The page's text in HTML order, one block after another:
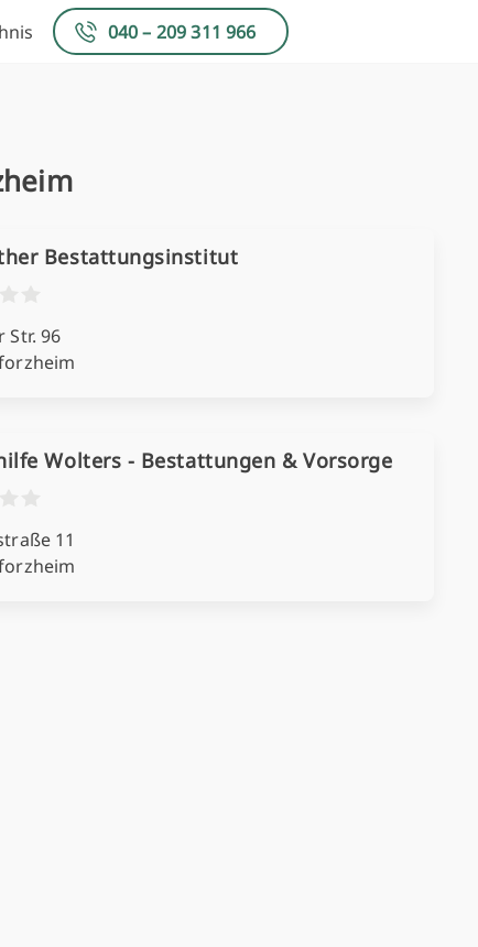
040 – 209 311 966
Bestattungsinstitut
Str. 96
Wolters - Bestattungen & Vorsorge
11